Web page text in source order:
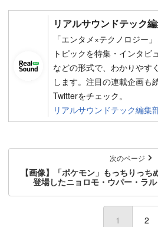
リアルサウンドテック
「エンタメ×テクノロジー
トピックを特集・インタビ
などの形式で、わかりやす
します。注目の連載企画も
Twitterをチェック。
リアルサウンドテック編集
次のページ
【画像】「ポケモン」もっちりっ
登場したニョロモ・ウパー・ラ
1 2